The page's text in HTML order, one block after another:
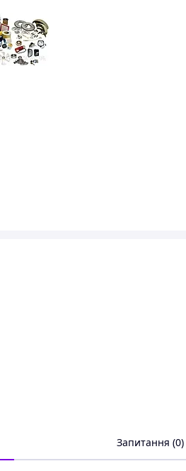
Запитання (0)